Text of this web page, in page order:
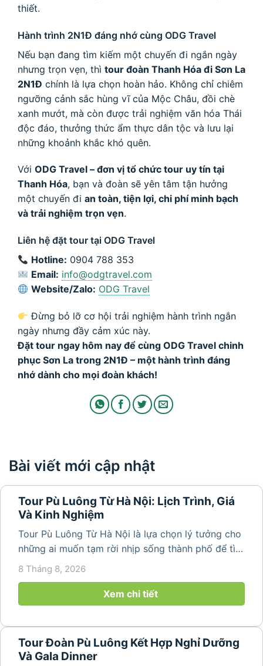
thiết.
Hành trình 2N1Đ đáng nhớ cùng ODG Travel
Nếu bạn đang tìm kiếm một chuyến đi ngắn ngày
nhưng trọn vẹn, thì tour đoàn Thanh Hóa đi Sơn La
2N1Đ chính là lựa chọn hoàn hảo. Không chỉ chiêm
ngưỡng cảnh sắc hùng vĩ của Mộc Châu, đồi chè
xanh mướt, mà còn được trải nghiệm văn hóa Thái
độc đáo, thưởng thức ẩm thực dân tộc và lưu lại
những khoảnh khắc khó quên.
Với ODG Travel – đơn vị tổ chức tour uy tín tại
Thanh Hóa, bạn và đoàn sẽ yên tâm tận hưởng
một chuyến đi an toàn, tiện lợi, chi phí minh bạch
và trải nghiệm trọn vẹn.
Liên hệ đặt tour tại ODG Travel
Hotline: 0904 788 353
Email: info@odgtravel.com
Website/Zalo: ODG Travel
Đừng bỏ lỡ cơ hội trải nghiệm hành trình ngắn
ngày nhưng đầy cảm xúc này.
Đặt tour ngay hôm nay để cùng ODG Travel chinh
phục Sơn La trong 2N1Đ – một hành trình đáng
nhớ dành cho mọi đoàn khách!
Bài viết mới cập nhật
Tour Pù Luông Từ Hà Nội: Lịch Trình, Giá
Và Kinh Nghiệm
Tour Pù Luông Từ Hà Nội là lựa chọn lý tưởng cho
những ai muốn tạm rời nhịp sống thành phố để tìm
về không gian núi rừng xanh mát, những bản làng
8 Tháng 8, 2026
Xem chi tiết
Tour Đoàn Pù Luông Kết Hợp Nghỉ Dưỡng
Và Gala Dinner